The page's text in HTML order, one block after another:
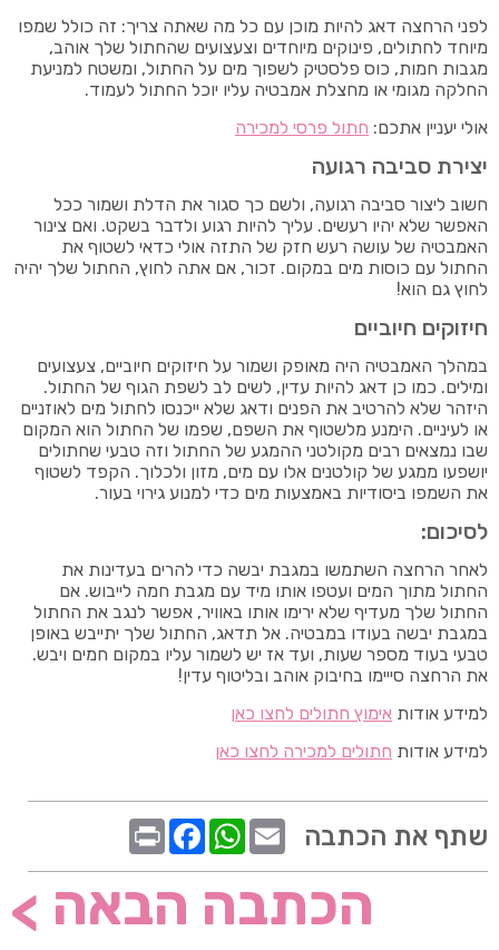
לפני הרחצה דאג להיות מוכן עם כל מה שאתה צריך: זה כולל שמפו
מיוחד לחתולים, פינוקים מיוחדים וצעצועים שהחתול שלך אוהב,
מגבות חמות, כוס פלסטיק לשפוך מים על החתול, ומשטח למניעת
החלקה מגומי או מחצלת אמבטיה עליו יוכל החתול לעמוד.
אולי יעניין אתכם: חתול פרסי למכירה
יצירת סביבה רגועה
חשוב ליצור סביבה רגועה, ולשם כך סגור את הדלת ושמור ככל
האפשר שלא יהיו רעשים. עליך להיות רגוע ולדבר בשקט. ואם צינור
האמבטיה של עושה רעש חזק של התזה אולי כדאי לשטוף את
החתול עם כוסות מים במקום. זכור, אם אתה לחוץ, החתול שלך יהיה
לחוץ גם הוא!
חיזוקים חיוביים
במהלך האמבטיה היה מאופק ושמור על חיזוקים חיוביים, צעצועים
ומילים. כמו כן דאג להיות עדין, לשים לב לשפת הגוף של החתול.
היזהר שלא להרטיב את הפנים ודאג שלא ייכנסו לחתול מים לאוזניים
או לעיניים. הימנע מלשטוף את השפם, שפמו של החתול הוא המקום
שבו נמצאים רבים מקולטני ההמגע של החתול וזה טבעי שחתולים
יושפעו ממגע של קולטנים אלו עם מים, מזון ולכלוך. הקפד לשטוף
את השמפו ביסודיות באמצעות מים כדי למנוע גירוי בעור.
לסיכום:
לאחר הרחצה השתמשו במגבת יבשה כדי להרים בעדינות את
החתול מתוך המים ועטפו אותו מיד עם מגבת חמה לייבוש. אם
החתול שלך מעדיף שלא ירימו אותו באוויר, אפשר לנגב את החתול
במגבת יבשה בעודו במבטיה. אל תדאג, החתול שלך יתייבש באופן
טבעי בעוד מספר שעות, ועד אז יש לשמור עליו במקום חמים ויבש.
את הרחצה סייימו בחיבוק אוהב ובליטוף עדין!
למידע אודות אימוץ חתולים לחצו כאן
למידע אודות חתולים למכירה לחצו כאן
שתף את הכתבה
הכתבה הבאה >